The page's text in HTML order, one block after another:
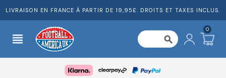
LIVRAISON EN FRANCE À PARTIR DE 19,95£. DROITS ET TAXES INCLUS.
view_headline search
0